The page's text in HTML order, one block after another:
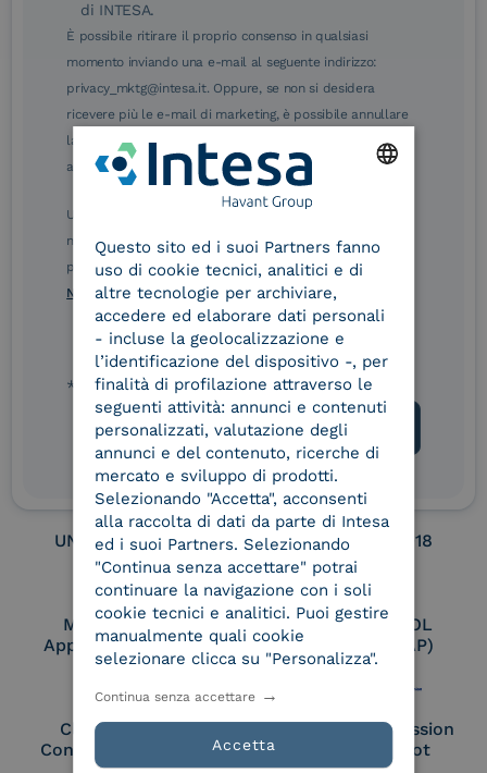
eIDAS Qualified Trust
Service Provider
eIDAS Qualified Trust
Remote Qualified
Electronic Signature /
Seal Creation
Service Provider e
Aggregatore SPID
Service Provider e
Aggregatore CIE
Conservatore
qualificato
UNI EN ISO 37001
UNI EN ISO 9001 UNI EN ISO 27001
UNI EN ISO 27017 UNI EN ISO 27018
Membro Adobe
Approved Trust List
Certified PEPPOL
Access Point (AP)
Cloud Signature
Consortium Member
European Commission
Large Scale Pilot
di INTESA.
È possibile ritirare il proprio consenso in qualsiasi
momento inviando una e-mail al seguente indirizzo:
privacy_mktg@intesa.it. Oppure, se non si desidera
ricevere più le e-mail di marketing, è possibile annullare
la sottoscrizione facendo clic sul relativo link di
annullamento sottoscrizione, in qualsiasi e-mail.
Ulteriori informazioni sulle procedure sono disponibili
nelle Norme di tutela della privacy INTESA. Inoltrando il
presente modulo, dichiaro di aver letto e compreso le
Norme di tutela della privacy INTESA.
* campo obbligatorio
ITALIAN
Questo sito ed i suoi Partners fanno
uso di cookie tecnici, analitici e di
altre tecnologie per archiviare,
accedere ed elaborare dati personali
- incluse la geolocalizzazione e
l’identificazione del dispositivo -, per
finalità di profilazione attraverso le
seguenti attività: annunci e contenuti
personalizzati, valutazione degli
annunci e del contenuto, ricerche di
mercato e sviluppo di prodotti.
Selezionando "Accetta", acconsenti
alla raccolta di dati da parte di Intesa
ed i suoi Partners. Selezionando
"Continua senza accettare" potrai
continuare la navigazione con i soli
cookie tecnici e analitici. Puoi gestire
manualmente quali cookie
selezionare clicca su "Personalizza".
Accetta
Continua senza accettare